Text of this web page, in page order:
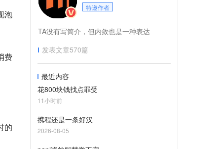
泡
费
的
特邀作者
TA没有写简介，但内敛也是一种表达
发表文章570篇
最近内容
花800块钱找点罪受
11小时前
携程还是一条好汉
2026-08-05